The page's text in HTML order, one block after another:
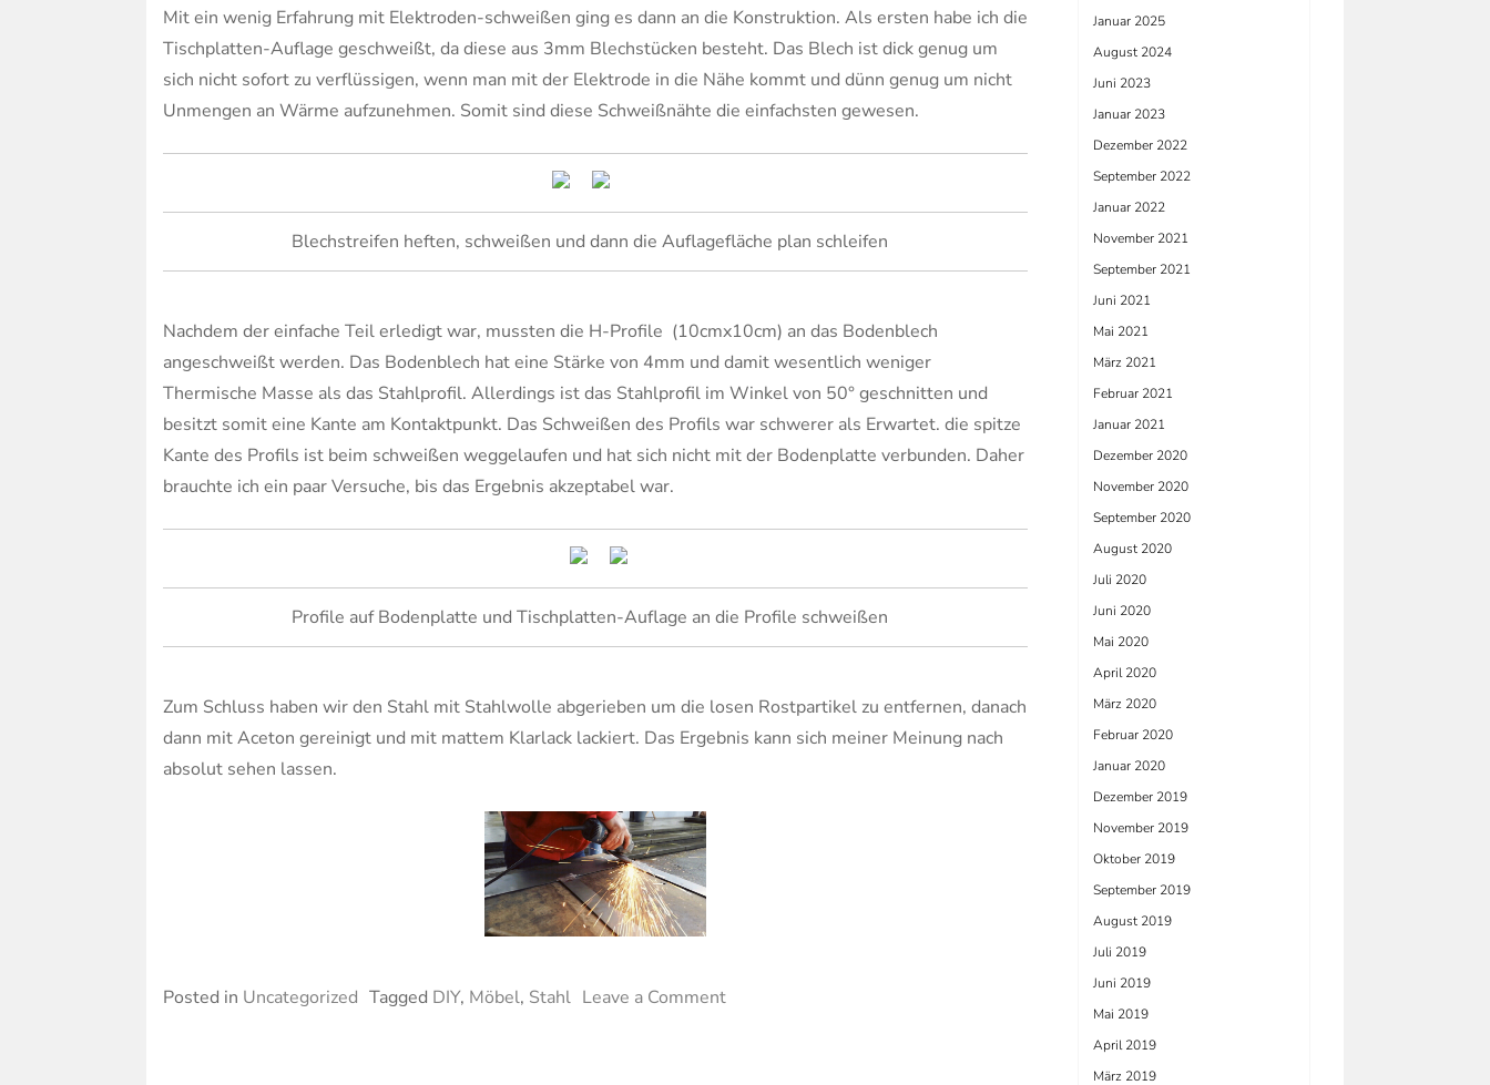
Mit ein wenig Erfahrung mit Elektroden-schweißen ging es dann an die Konstruktion. Als ersten habe ich die
Tischplatten-Auflage geschweißt, da diese aus 3mm Blechstücken besteht. Das Blech ist dick genug um
sich nicht sofort zu verflüssigen, wenn man mit der Elektrode in die Nähe kommt und dünn genug um nicht
Unmengen an Wärme aufzunehmen. Somit sind diese Schweißnähte die einfachsten gewesen.
Blechstreifen heften, schweißen und dann die Auflagefläche plan schleifen
Nachdem der einfache Teil erledigt war, mussten die H-Profile (10cmx10cm) an das Bodenblech
angeschweißt werden. Das Bodenblech hat eine Stärke von 4mm und damit wesentlich weniger
Thermische Masse als das Stahlprofil. Allerdings ist das Stahlprofil im Winkel von 50° geschnitten und
besitzt somit eine Kante am Kontaktpunkt. Das Schweißen des Profils war schwerer als Erwartet. die spitze
Kante des Profils ist beim schweißen weggelaufen und hat sich nicht mit der Bodenplatte verbunden. Daher
brauchte ich ein paar Versuche, bis das Ergebnis akzeptabel war.
Profile auf Bodenplatte und Tischplatten-Auflage an die Profile schweißen
Zum Schluss haben wir den Stahl mit Stahlwolle abgerieben um die losen Rostpartikel zu entfernen, danach
dann mit Aceton gereinigt und mit mattem Klarlack lackiert. Das Ergebnis kann sich meiner Meinung nach
absolut sehen lassen.
Posted in Uncategorized Tagged DIY, Möbel, Stahl Leave a Commenton
Januar 2025
August 2024
Juni 2023
Januar 2023
Dezember 2022
September 2022
Januar 2022
November 2021
September 2021
Juni 2021
Mai 2021
März 2021
Februar 2021
Januar 2021
Dezember 2020
November 2020
September 2020
August 2020
Juli 2020
Juni 2020
Mai 2020
April 2020
März 2020
Februar 2020
Januar 2020
Dezember 2019
November 2019
Oktober 2019
September 2019
August 2019
Juli 2019
Juni 2019
Mai 2019
April 2019
März 2019